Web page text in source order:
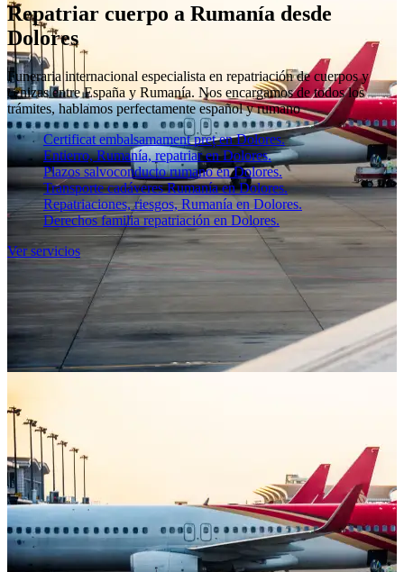
Repatriar cuerpo a Rumanía desde
Dolores
Funeraria internacional especialista en repatriación de cuerpos y
cenizas entre España y Rumanía. Nos encargamos de todos los
trámites, hablamos perfectamente español y rumano
Certificat embalsamament preț en Dolores.
Entierro, Rumanía, repatriar en Dolores.
Plazos salvoconducto rumano en Dolores.
Transporte cadáveres Rumanía en Dolores.
Repatriaciones, riesgos, Rumanía en Dolores.
Derechos familia repatriación en Dolores.
Ver servicios